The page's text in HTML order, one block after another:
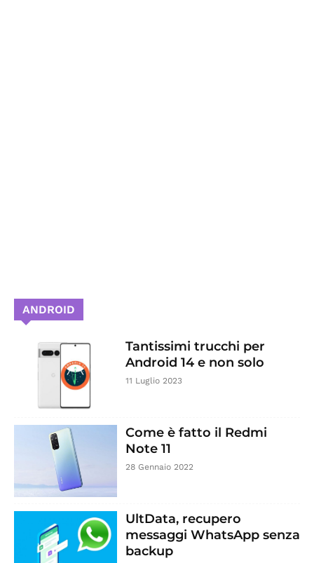
ANDROID
Tantissimi trucchi per
Android 14 e non solo
11 Luglio 2023
Come è fatto il Redmi
Note 11
28 Gennaio 2022
UltData, recupero
messaggi WhatsApp senza
backup